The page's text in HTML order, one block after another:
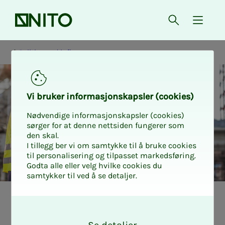
Front page Open{
Politics and influence
Vi bruk­er in­­­­­for­­­masjon­skap­sler (cook­ies)
Nødvendige informasjonskapsler (cookies)
sørger for at denne nettsiden fungerer som
den skal.
I tillegg ber vi om samtykke til å bruke cookies
til personalisering og tilpasset markedsføring.
Godta alle eller velg hvilke cookies du
samtykker til ved å se detaljer.